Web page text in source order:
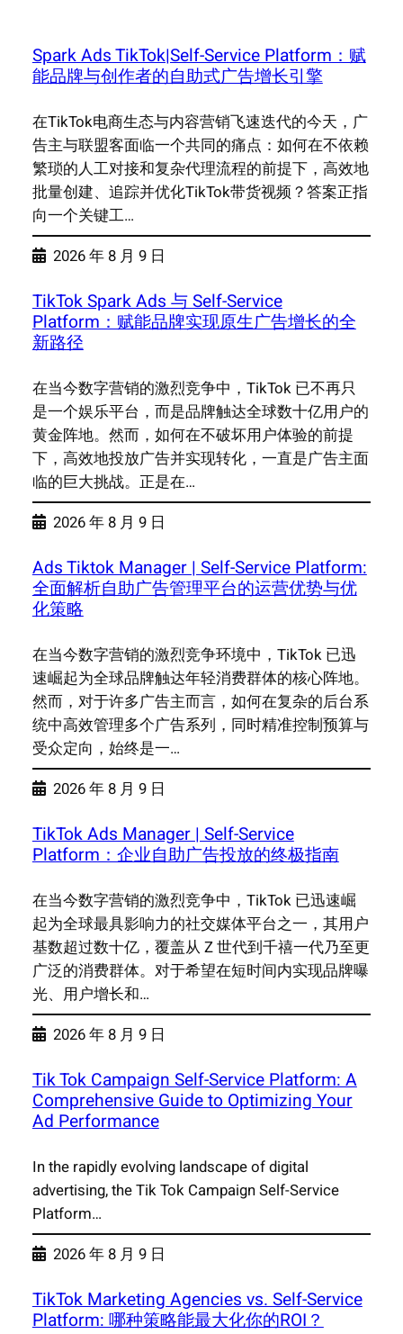
Spark Ads TikTok|Self-Service Platform：赋
能品牌与创作者的自助式广告增长引擎
在TikTok电商生态与内容营销飞速迭代的今天，广
告主与联盟客面临一个共同的痛点：如何在不依赖
繁琐的人工对接和复杂代理流程的前提下，高效地
批量创建、追踪并优化TikTok带货视频？答案正指
向一个关键工…
2026 年 8 月 9 日
TikTok Spark Ads 与 Self-Service
Platform：赋能品牌实现原生广告增长的全
新路径
在当今数字营销的激烈竞争中，TikTok 已不再只
是一个娱乐平台，而是品牌触达全球数十亿用户的
黄金阵地。然而，如何在不破坏用户体验的前提
下，高效地投放广告并实现转化，一直是广告主面
临的巨大挑战。正是在…
2026 年 8 月 9 日
Ads Tiktok Manager | Self-Service Platform:
全面解析自助广告管理平台的运营优势与优
化策略
在当今数字营销的激烈竞争环境中，TikTok 已迅
速崛起为全球品牌触达年轻消费群体的核心阵地。
然而，对于许多广告主而言，如何在复杂的后台系
统中高效管理多个广告系列，同时精准控制预算与
受众定向，始终是一…
2026 年 8 月 9 日
TikTok Ads Manager | Self-Service
Platform：企业自助广告投放的终极指南
在当今数字营销的激烈竞争中，TikTok 已迅速崛
起为全球最具影响力的社交媒体平台之一，其用户
基数超过数十亿，覆盖从 Z 世代到千禧一代乃至更
广泛的消费群体。对于希望在短时间内实现品牌曝
光、用户增长和…
2026 年 8 月 9 日
Tik Tok Campaign Self-Service Platform: A
Comprehensive Guide to Optimizing Your
Ad Performance
In the rapidly evolving landscape of digital
advertising, the Tik Tok Campaign Self-Service
Platform…
2026 年 8 月 9 日
TikTok Marketing Agencies vs. Self-Service
Platform: 哪种策略能最大化你的ROI？